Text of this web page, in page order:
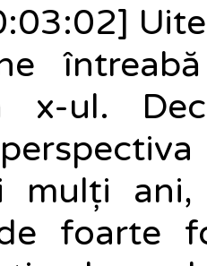
x-ul.
mulți
foarte